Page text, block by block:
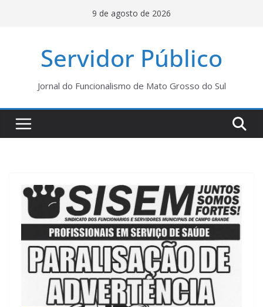
9 de agosto de 2026
Servidor Público
Jornal do Funcionalismo de Mato Grosso do Sul